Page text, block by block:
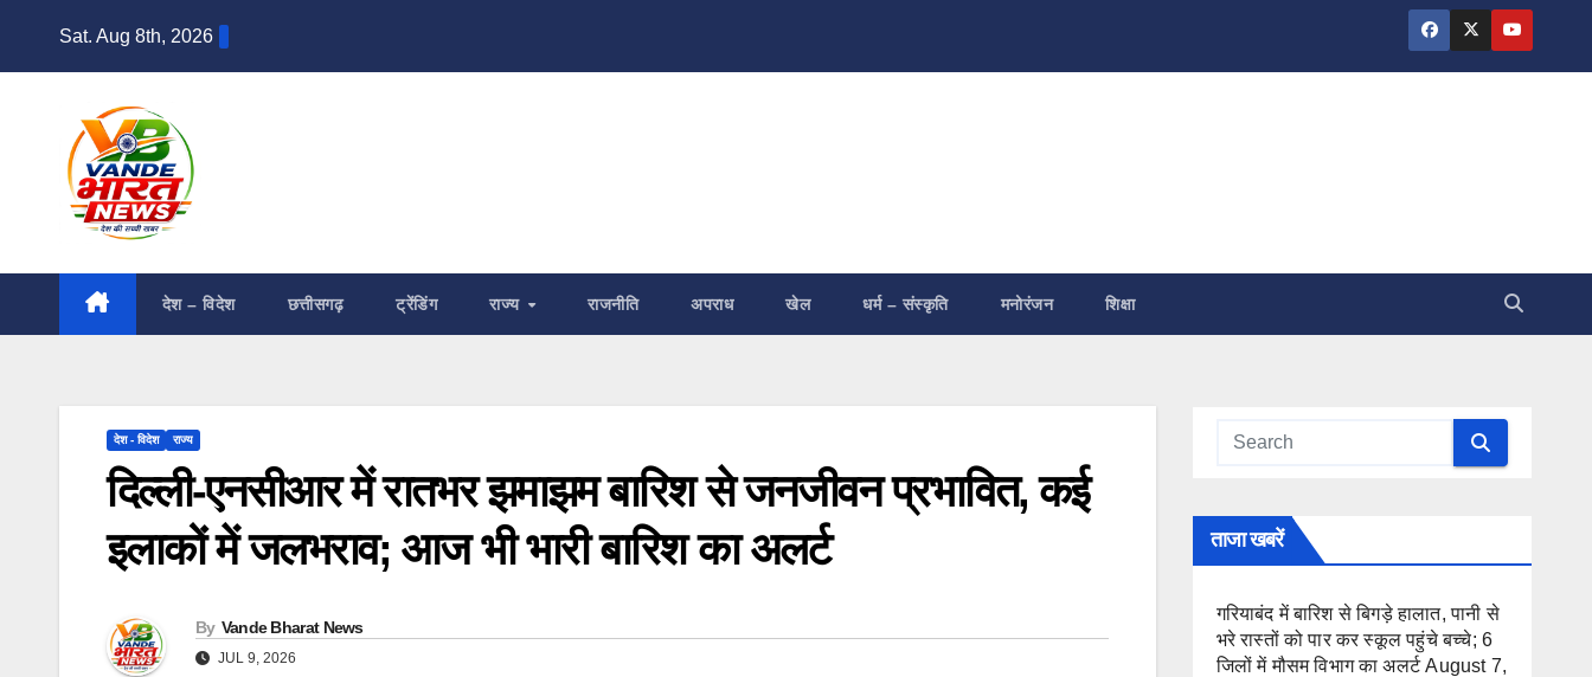
Sat. Aug 8th, 2026
देश – विदेश छत्तीसगढ़ ट्रेंडिंग राज्य राजनीति अपराध खेल धर्म – संस्कृति मनोरंजन शिक्षा
देश - विदेश राज्य
दिल्ली-एनसीआर में रातभर झमाझम बारिश से जनजीवन प्रभावित, कई
इलाकों में जलभराव; आज भी भारी बारिश का अलर्ट
By Vande Bharat News
JUL 9, 2026
ताजा खबरें
गरियाबंद में बारिश से बिगड़े हालात, पानी से
भरे रास्तों को पार कर स्कूल पहुंचे बच्चे; 6
जिलों में मौसम विभाग का अलर्ट August 7,